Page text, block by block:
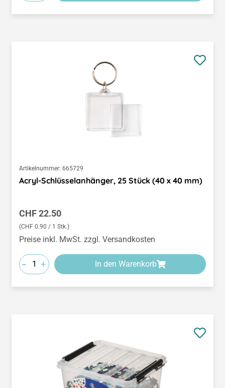
Artikelnummer: 665729
Acryl-Schlüsselanhänger, 25 Stück (40 x 40 mm)
Regulärer Preis:
CHF 22.50
(CHF 0.90 / 1 Stk.)
Preise inkl. MwSt. zzgl. Versandkosten
- + In den Warenkorb